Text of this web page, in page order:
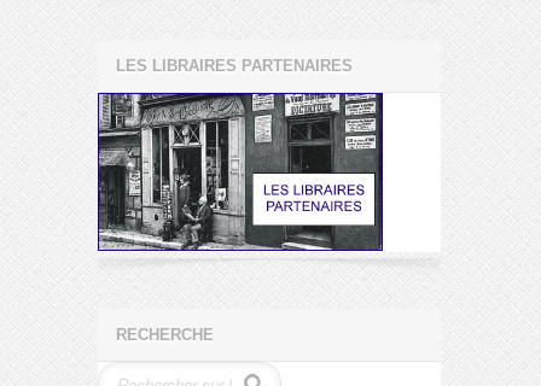
LES LIBRAIRES PARTENAIRES
RECHERCHE